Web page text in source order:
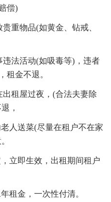
偿)
重物品(如黄金、钻戒、
法活动(如吸毒等)，违者
租金不退。
租屋过夜，(合法夫妻除
，
人送菜(尽量在租户不在家
立即生效，出租期间租户
租金，一次性付清。